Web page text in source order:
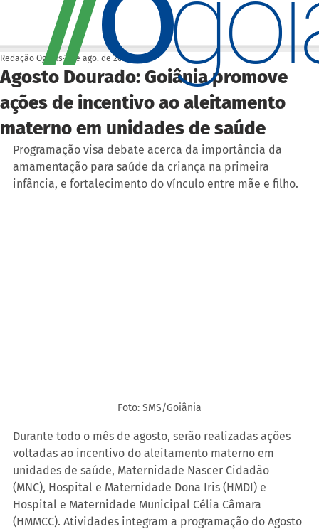
Agosto Dourado: Goiânia promove
ações de incentivo ao aleitamento
materno em unidades de saúde
Redação Ogoiás 3 de ago. de 2022
Programação visa debate acerca da importância da
amamentação para saúde da criança na primeira
infância, e fortalecimento do vínculo entre mãe e filho.
Foto: SMS/Goiânia
Durante todo o mês de agosto, serão realizadas ações
voltadas ao incentivo do aleitamento materno em
unidades de saúde, Maternidade Nascer Cidadão
(MNC), Hospital e Maternidade Dona Iris (HMDI) e
Hospital e Maternidade Municipal Célia Câmara
(HMMCC). Atividades integram a programação do Agosto